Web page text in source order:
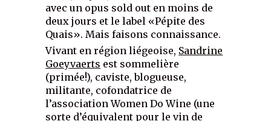
avec un opus sold out en moins de
deux jours et le label «Pépite des
Quais». Mais faisons connaissance.
Vivant en région liégeoise, Sandrine
Goeyvaerts est sommelière
(primée!), caviste, blogueuse,
militante, cofondatrice de
l’association Women Do Wine (une
sorte d’équivalent pour le vin de